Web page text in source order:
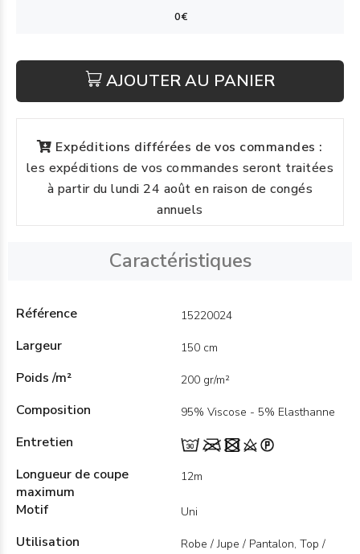
AJOUTER AU PANIER
Expéditions différées de vos commandes :
les expéditions de vos commandes seront traitées
à partir du lundi 24 août en raison de congés
annuels
Caractéristiques
Référence 15220024
Largeur 150 cm
Poids /m² 200 gr/m²
Composition 95% Viscose - 5% Elasthanne
Entretien
Longueur de coupe
maximum
12m
Motif Uni
Utilisation
Robe / Jupe / Pantalon, Top /